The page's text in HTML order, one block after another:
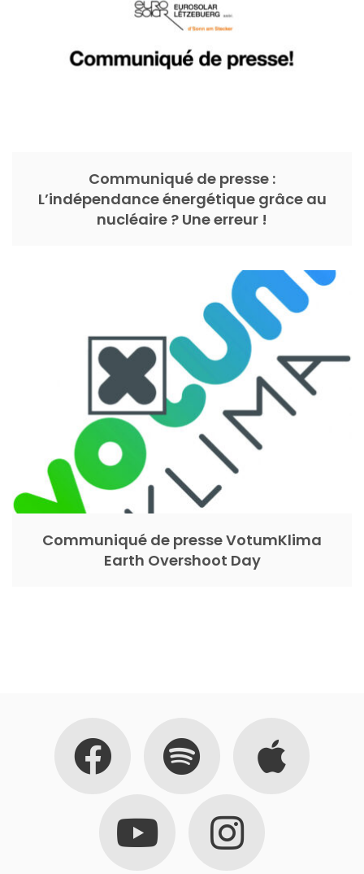
Communiqué de presse :
L’indépendance énergétique grâce au
nucléaire ? Une erreur !
Communiqué de presse VotumKlima
Earth Overshoot Day